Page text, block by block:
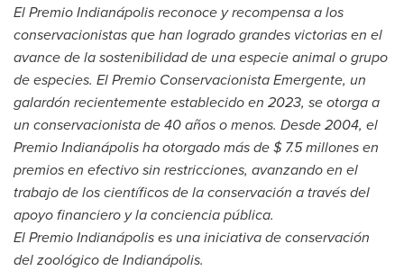
El Premio Indianápolis reconoce y recompensa a los
conservacionistas que han logrado grandes victorias en el
avance de la sostenibilidad de una especie animal o grupo
de especies. El Premio Conservacionista Emergente, un
galardón recientemente establecido en 2023, se otorga a
un conservacionista de 40 años o menos. Desde 2004, el
Premio Indianápolis ha otorgado más de$ 7.5millones en
premios en efectivo sin restricciones, avanzando en el
trabajo de los científicos de la conservación a través del
apoyo financiero y la conciencia pública.
El Premio Indianápolis es una iniciativa de conservación
del zoológico de Indianápolis.